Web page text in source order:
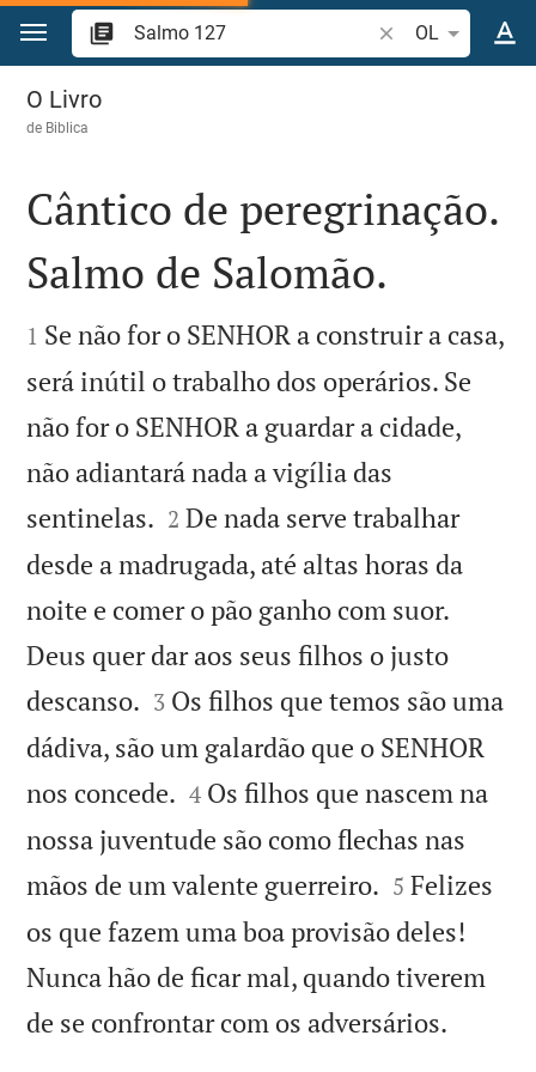
Ir para o conteúdo
Pesquise
OL
Salmo 127
O Livro
de Biblica

Cântico de peregrinação.
Salmo de Salomão.

1 Se não for o SENHOR a construir a casa,
será inútil o trabalho dos operários. Se
não for o SENHOR a guardar a cidade,
não adiantará nada a vigília das
sentinelas. 

2 De nada serve trabalhar
desde a madrugada, até altas horas da
noite e comer o pão ganho com suor.
Deus quer dar aos seus filhos o justo
descanso. 

3 Os filhos que temos são uma
dádiva, são um galardão que o SENHOR
nos concede. 

4 Os filhos que nascem na
nossa juventude são como flechas nas
mãos de um valente guerreiro. 

5 Felizes
os que fazem uma boa provisão deles!
Nunca hão de ficar mal, quando tiverem
de se confrontar com os adversários.